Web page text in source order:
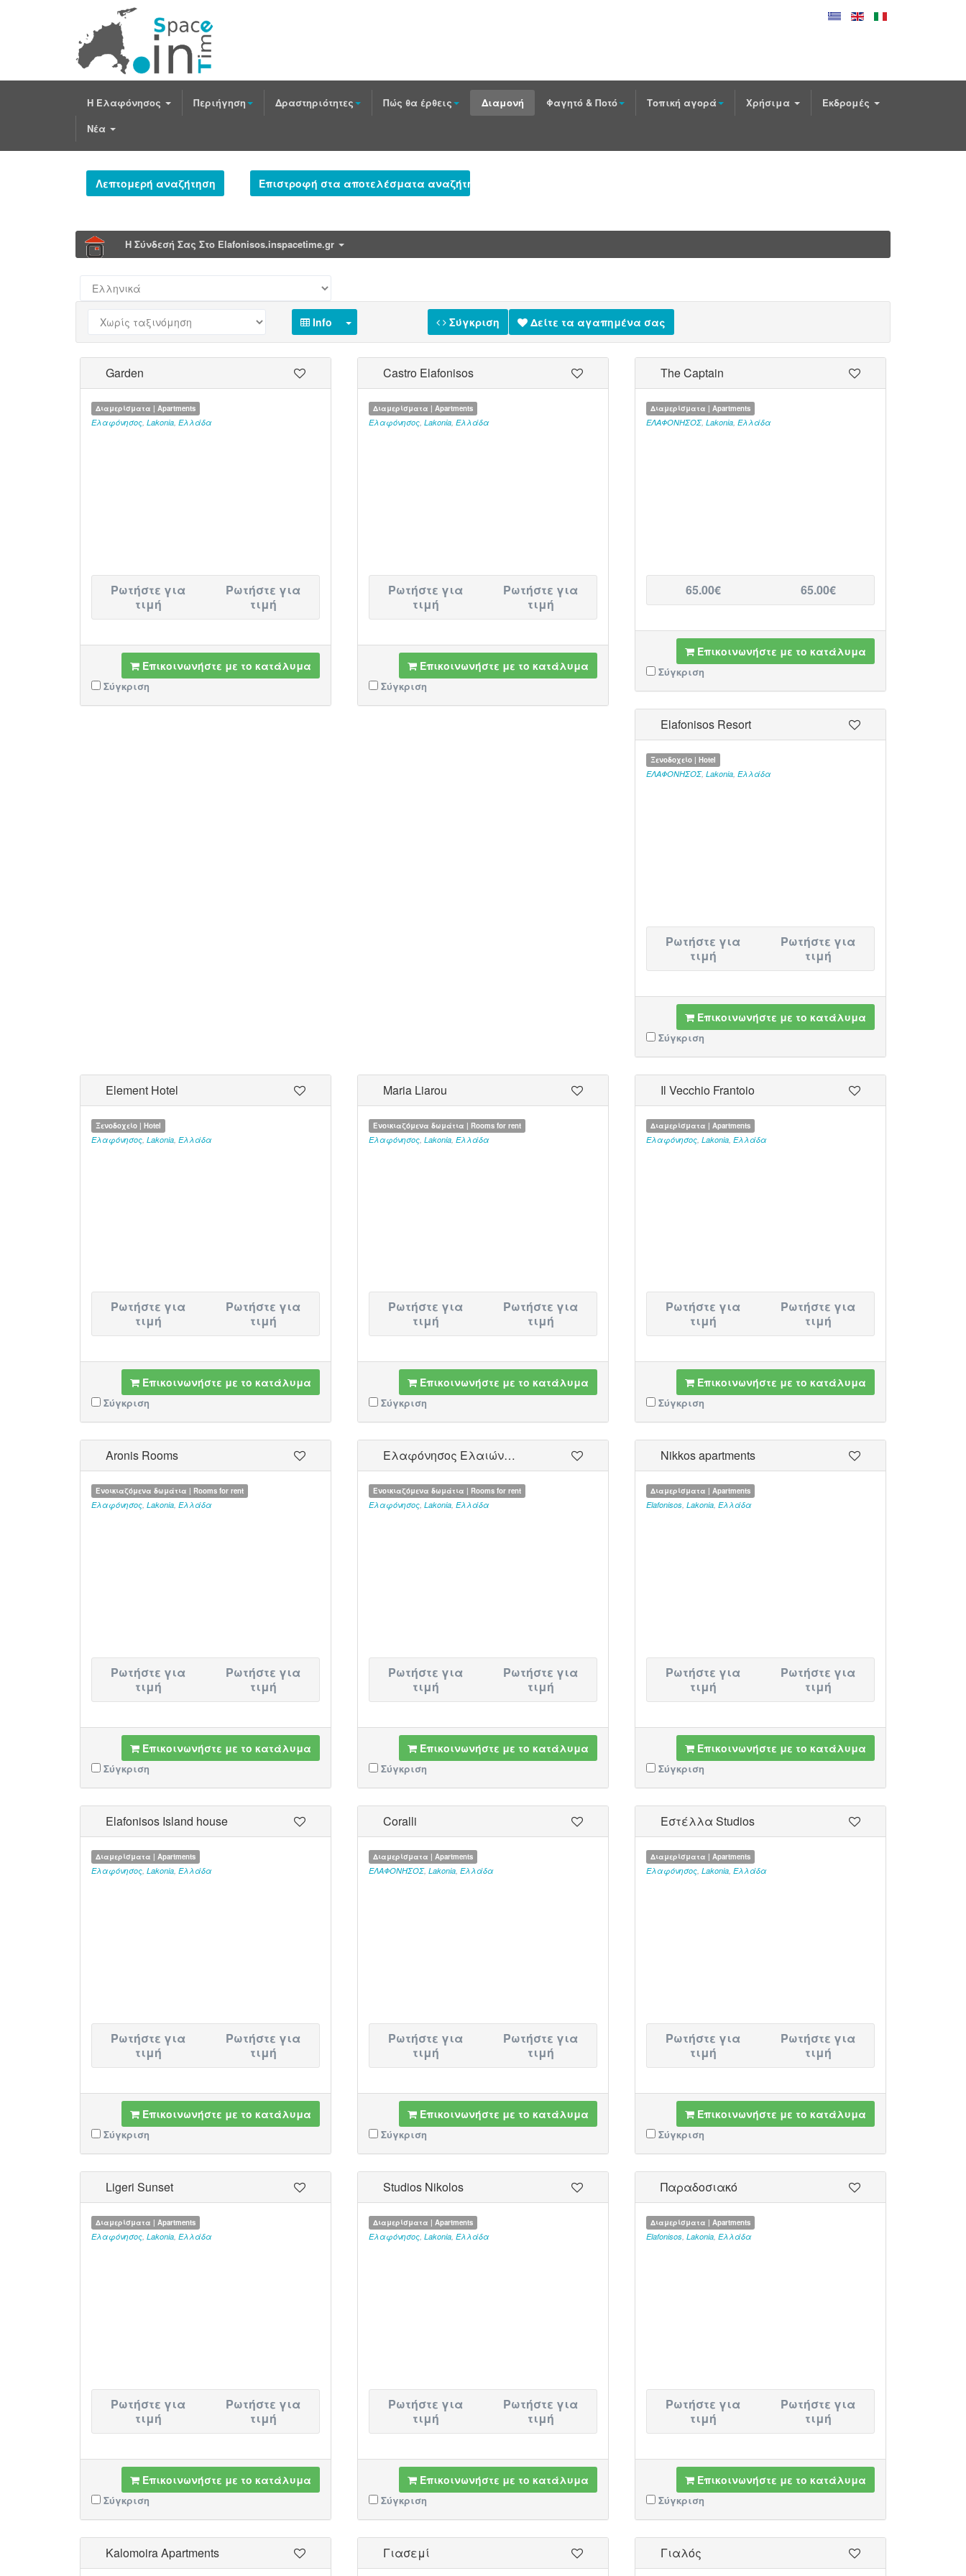
Η Ελαφόνησος Περιήγηση Δραστηριότητες Πώς θα έρθεις Διαμονή Φαγητό & Ποτό Τοπική αγορά Χρήσιμα
Εκδρομές
Νέα
Λεπτομερή αναζήτηση Επιστροφή στα αποτελέσματα αναζήτησης
Η Σύνδεσή Σας Στο Elafonisos.inspacetime.gr
Info Σύγκριση Δείτε τα αγαπημένα σας
Garden
Διαμερίσματα | Apartments
Ελαφόνησος, Lakonia, Ελλάδα
Ρωτήστε για
τιμή
Ρωτήστε για
τιμή
Επικοινωνήστε με το κατάλυμα
Σύγκριση
Castro Elafonisos
Διαμερίσματα | Apartments
Ελαφόνησος, Lakonia, Ελλάδα
Ρωτήστε για
τιμή
Ρωτήστε για
τιμή
Επικοινωνήστε με το κατάλυμα
Σύγκριση
The Captain
Διαμερίσματα | Apartments
ΕΛΑΦΟΝΗΣΟΣ, Lakonia, Ελλάδα
65.00€ 65.00€
Επικοινωνήστε με το κατάλυμα
Σύγκριση
Elafonisos Resort
Ξενοδοχείο | Hotel
ΕΛΑΦΟΝΗΣΟΣ, Lakonia Ελλάδα
Ρωτήστε για
τιμή
Ρωτήστε για
τιμή
Επικοινωνήστε με το κατάλυμα
Σύγκριση
Element Hotel
Ξενοδοχείο | Hotel
Ελαφόνησος Lakonia Ελλάδα
Ρωτήστε για
τιμή
Ρωτήστε για
τιμή
Επικοινωνήστε με το κατάλυμα
Σύγκριση
Maria Liarou
Ενοικιαζόμενα δωμάτια | Rooms for rent
Ελαφόνησος Lakonia Ελλάδα
Ρωτήστε για
τιμή
Ρωτήστε για
τιμή
Επικοινωνήστε με το κατάλυμα
Σύγκριση
Il Vecchio Frantoio
Διαμερίσματα | Apartments
Ελαφόνησος Lakonia Ελλάδα
Ρωτήστε για
τιμή
Ρωτήστε για
τιμή
Επικοινωνήστε με το κατάλυμα
Σύγκριση
Aronis Rooms
Ενοικιαζόμενα δωμάτια | Rooms for rent
Ελαφόνησος, Lakonia, Ελλάδα
Ρωτήστε για
τιμή
Ρωτήστε για
τιμή
Επικοινωνήστε με το κατάλυμα
Σύγκριση
Ελαφόνησος Ελαιών…
Ενοικιαζόμενα δωμάτια | Rooms for rent
Ελαφόνησος, Lakonia, Ελλάδα
Ρωτήστε για
τιμή
Ρωτήστε για
τιμή
Επικοινωνήστε με το κατάλυμα
Σύγκριση
Nikkos apartments
Διαμερίσματα | Apartments
Elafonisos, Lakonia, Ελλάδα
Ρωτήστε για
τιμή
Ρωτήστε για
τιμή
Επικοινωνήστε με το κατάλυμα
Σύγκριση
Elafonisos Island house
Διαμερίσματα | Apartments
Ελαφόνησος, Lakonia, Ελλάδα
Ρωτήστε για
τιμή
Ρωτήστε για
τιμή
Επικοινωνήστε με το κατάλυμα
Σύγκριση
Coralli
Διαμερίσματα | Apartments
ΕΛΑΦΟΝΗΣΟΣ, Lakonia, Ελλάδα
Ρωτήστε για
τιμή
Ρωτήστε για
τιμή
Επικοινωνήστε με το κατάλυμα
Σύγκριση
Εστέλλα Studios
Διαμερίσματα | Apartments
Ελαφόνησος, Lakonia, Ελλάδα
Ρωτήστε για
τιμή
Ρωτήστε για
τιμή
Επικοινωνήστε με το κατάλυμα
Σύγκριση
Ligeri Sunset
Διαμερίσματα | Apartments
Ελαφόνησος Lakonia Ελλάδα
Ρωτήστε για
τιμή
Ρωτήστε για
τιμή
Επικοινωνήστε με το κατάλυμα
Σύγκριση
Studios Nikolos
Διαμερίσματα | Apartments
Ελαφόνησος Lakonia Ελλάδα
Ρωτήστε για
τιμή
Ρωτήστε για
τιμή
Επικοινωνήστε με το κατάλυμα
Σύγκριση
Παραδοσιακό
Διαμερίσματα | Apartments
Elafonisos Lakonia Ελλάδα
Ρωτήστε για
τιμή
Ρωτήστε για
τιμή
Επικοινωνήστε με το κατάλυμα
Σύγκριση
Kalomoira Apartments Γιασεμί Γιαλός